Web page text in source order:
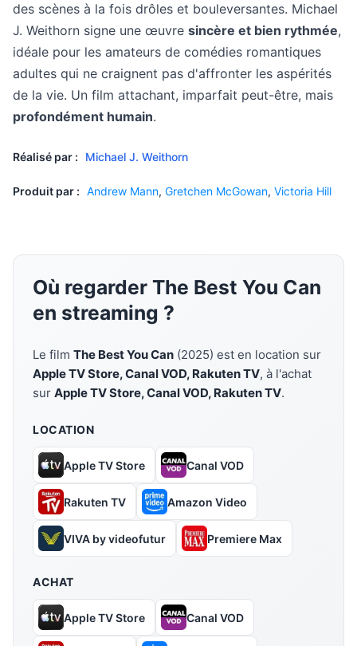
des scènes à la fois drôles et bouleversantes. Michael
J. Weithorn signe une œuvre sincère et bien rythmée,
idéale pour les amateurs de comédies romantiques
adultes qui ne craignent pas d'affronter les aspérités
de la vie. Un film attachant, imparfait peut-être, mais
profondément humain.
Réalisé par : Michael J. Weithorn
Produit par : Andrew Mann, Gretchen McGowan, Victoria Hill
Où regarder The Best You Can
en streaming ?
Le film The Best You Can (2025) est en location sur
Apple TV Store, Canal VOD, Rakuten TV, à l'achat
sur Apple TV Store, Canal VOD, Rakuten TV.
LOCATION
Apple TV Store Canal VOD
Rakuten TV Amazon Video
VIVA by videofutur Premiere Max
ACHAT
Apple TV Store Canal VOD